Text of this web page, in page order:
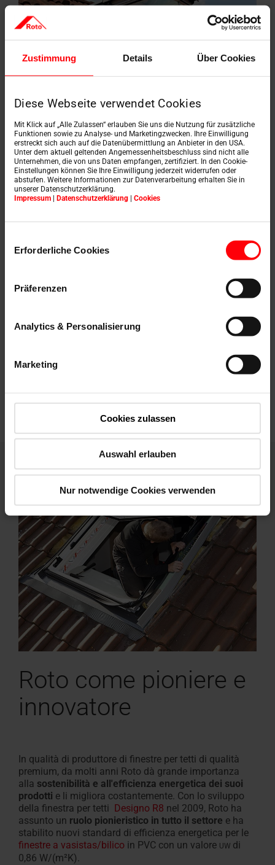
Zustimmung Details Über Cookies
Diese Webseite verwendet Cookies
Mit Klick auf „Alle Zulassen“ erlauben Sie uns die Nutzung für zusätzliche
Funktionen sowie zu Analyse- und Marketingzwecken. Ihre Einwilligung
erstreckt sich auch auf die Datenübermittlung an Anbieter in den USA.
Unter dem aktuell geltenden Angemessenheitsbeschluss sind nicht alle
Unternehmen, die von uns Daten empfangen, zertifiziert. In den Cookie-
Einstellungen können Sie Ihre Einwilligung jederzeit widerrufen oder
abstufen. Weitere Informationen zur Datenverarbeitung erhalten Sie in
unserer Datenschutzerklärung.
Impressum | Datenschutzerklärung | Cookies
Erforderliche Cookies
Präferenzen
Analytics & Personalisierung
Marketing
Cookies zulassen
Auswahl erlauben
Nur notwendige Cookies verwenden
Roto come pioniere e
innovatore
In qualità di produttore di finestre per tetti di qualità
premium, da molti anni Roto dà grande importanza
alla sostenibilità e all'efficienza energetica dei suoi
prodotti e li migliora costantemente. Con lo sviluppo
della finestra per tetti Designo R8 nel 2009, Roto ha
assunto un ruolo pionieristico in tutto il settore e ha
stabilito nuovi standard di efficienza energetica per le
finestre a vasistas/bilico in PVC con un valore UW di
0,86 W/(m²K).